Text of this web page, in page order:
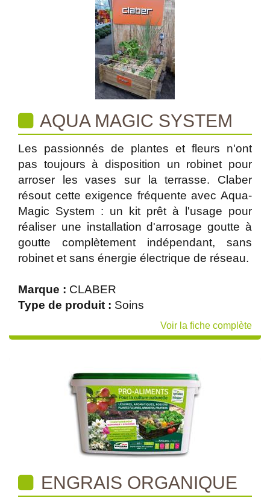
AQUA MAGIC SYSTEM
Les passionnés de plantes et fleurs n'ont
pas toujours à disposition un robinet pour
arroser les vases sur la terrasse. Claber
résout cette exigence fréquente avec Aqua-
Magic System : un kit prêt à l'usage pour
réaliser une installation d'arrosage goutte à
goutte complètement indépendant, sans
robinet et sans énergie électrique de réseau.
Marque : CLABER
Type de produit : Soins
Voir la fiche complète
ENGRAIS ORGANIQUE